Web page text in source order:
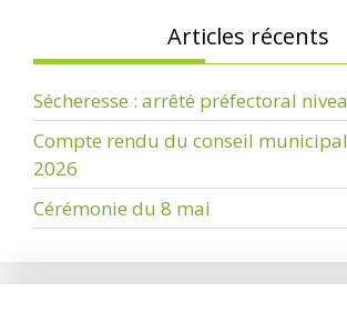
Articles récents
Sécheresse : arrêté préfectoral
Compte rendu du conseil
2026
Cérémonie du 8 mai